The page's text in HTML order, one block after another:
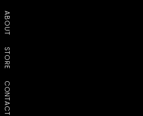
ABOUT
STORE
CONTACT